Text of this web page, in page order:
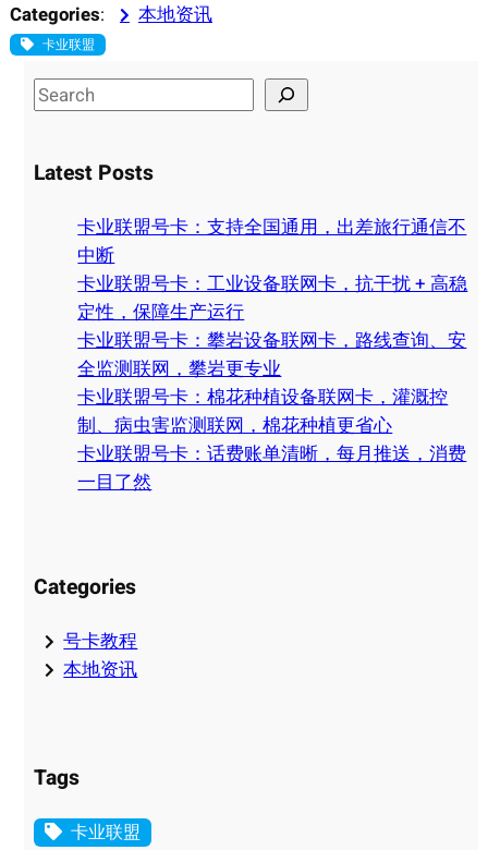
Categories: 本地资讯
卡业联盟
S
e
r
Latest Posts
卡业联盟号卡：支持全国通用，出差旅行通信不
中断
卡业联盟号卡：工业设备联网卡，抗干扰 + 高稳
定性，保障生产运行
卡业联盟号卡：攀岩设备联网卡，路线查询、安
全监测联网，攀岩更专业
卡业联盟号卡：棉花种植设备联网卡，灌溉控
制、病虫害监测联网，棉花种植更省心
卡业联盟号卡：话费账单清晰，每月推送，消费
一目了然
Categories
号卡教程
本地资讯
Tags
卡业联盟